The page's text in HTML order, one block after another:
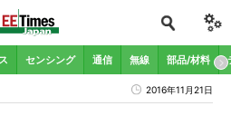
センシング 通信 無線 部品/材料
2016年11月21日